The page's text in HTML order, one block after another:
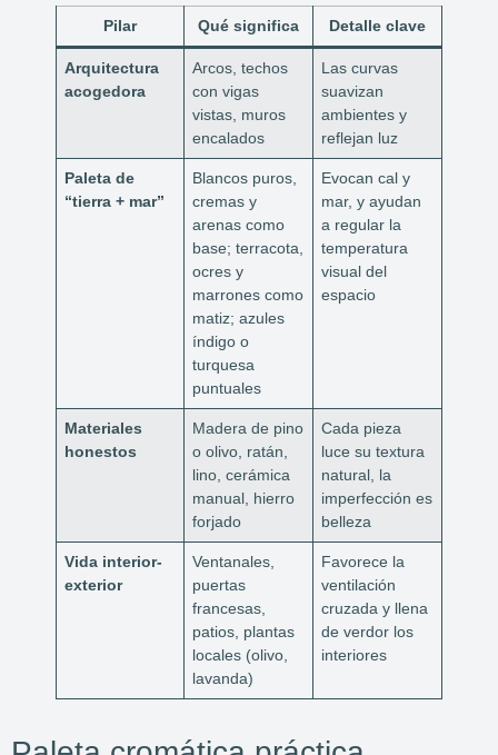
Pilar Qué significa Detalle clave
Arquitectura
acogedora
Arcos, techos
con vigas
vistas, muros
encalados
Las curvas
suavizan
ambientes y
reflejan luz
Paleta de
“tierra + mar”
Blancos puros,
cremas y
arenas como
base; terracota,
ocres y
marrones como
matiz; azules
índigo o
turquesa
puntuales
Evocan cal y
mar, y ayudan
a regular la
temperatura
visual del
espacio
Materiales
honestos
Madera de pino
o olivo, ratán,
lino, cerámica
manual, hierro
forjado
Cada pieza
luce su textura
natural, la
imperfección es
belleza
Vida interior-
exterior
Ventanales,
puertas
francesas,
patios, plantas
locales (olivo,
lavanda)
Favorece la
ventilación
cruzada y llena
de verdor los
interiores